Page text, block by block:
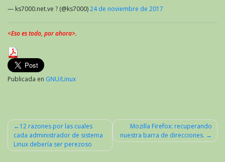
— ks7000.net.ve ? (@ks7000)24 de noviembre de 2017
<Eso es todo, por ahora>.
Publicada en GNU/Linux
Navegación
de
12 razones por las cuales
cada administrador de sistema
Linux debería ser perezoso
Mozilla Firefox: recuperando
nuestra barra de direcciones.